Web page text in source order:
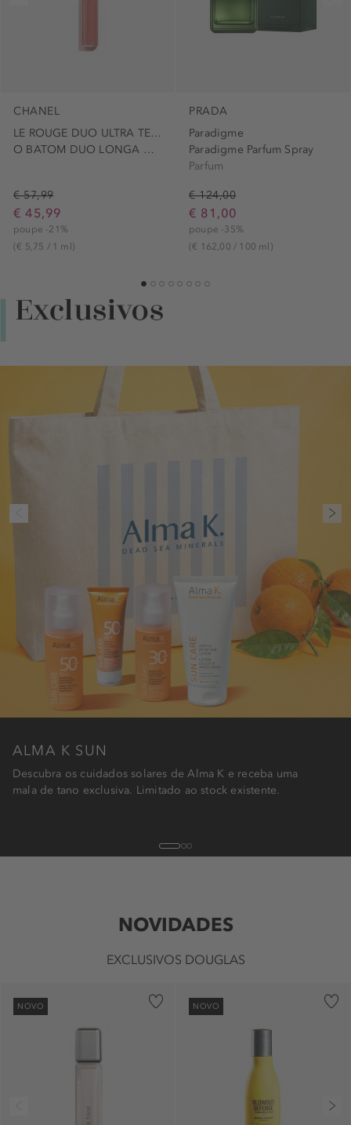
CHANEL
LE ROUGE DUO ULTRA TENUE
O BATOM DUO LONGA DURAÇÃO
€ 57,99
€ 45,99
poupe -21%
(€ 5,75 / 1 ml)
PRADA
Paradigme
Paradigme Parfum Spray
Parfum
€ 124,00
€ 81,00
poupe -35%
(€ 162,00 / 100 ml)
1 2 3 4 5
ALMA K SUN
Descubra os cuidados solares de Alma K e receba uma
mala de tano exclusiva. Limitado ao stock existente.
1
NOVIDADES
EXCLUSIVOS DOUGLAS
NOVO NOVO